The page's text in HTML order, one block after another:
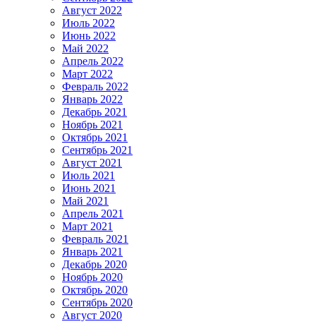
Август 2022
Июль 2022
Июнь 2022
Май 2022
Апрель 2022
Март 2022
Февраль 2022
Январь 2022
Декабрь 2021
Ноябрь 2021
Октябрь 2021
Сентябрь 2021
Август 2021
Июль 2021
Июнь 2021
Май 2021
Апрель 2021
Март 2021
Февраль 2021
Январь 2021
Декабрь 2020
Ноябрь 2020
Октябрь 2020
Сентябрь 2020
Август 2020